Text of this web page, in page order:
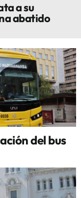
a su
abatido
del bus